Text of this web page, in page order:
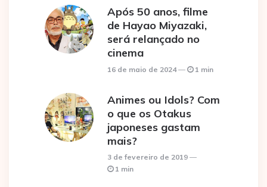
Após 50 anos, filme
de Hayao Miyazaki,
será relançado no
cinema
16 de maio de 2024 1 min
Animes ou Idols? Com
o que os Otakus
japoneses gastam
mais?
3 de fevereiro de 2019
1 min